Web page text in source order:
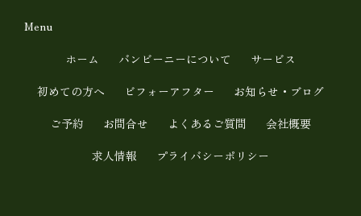
t
b
e
Menu
ホーム バンビーニーについて
サービス
初めての方へ
ビフォーアフター
お知らせ・ブログ
ご予約
お問合せ よくあるご質問
会社概要
求人情報
プライバシーポリシー